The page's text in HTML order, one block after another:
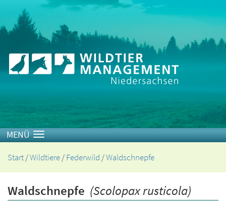
Toggle navigation
Start/Wildtiere/Federwild /Waldschnepfe
Waldschnepfe (Scolopax rusticola)